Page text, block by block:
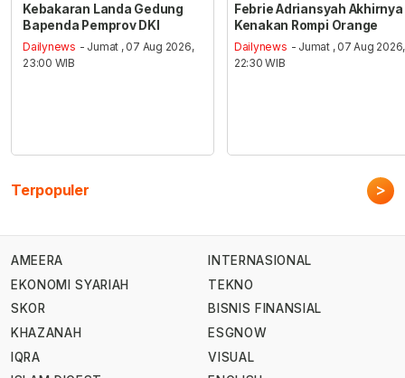
Kebakaran Landa Gedung
Bapenda Pemprov DKI
Dailynews - Jumat , 07 Aug 2026,
23:00 WIB
Febrie Adriansyah Akhirnya
Kenakan Rompi Orange
Dailynews - Jumat , 07 Aug 2026,
22:30 WIB
Terpopuler >
AMEERA
EKONOMI SYARIAH
SKOR
KHAZANAH
IQRA
INTERNASIONAL
TEKNO
BISNIS FINANSIAL
ESGNOW
VISUAL